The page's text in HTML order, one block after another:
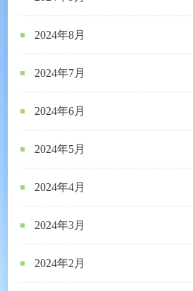
2024年8月
2024年7月
2024年6月
2024年5月
2024年4月
2024年3月
2024年2月